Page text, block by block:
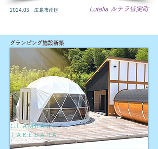
2024.03 広島市南区 Lutella​ ルテラ皆実町
グランピング施設新築
ＧＬＡＭＢＡＳＥ
ＴＡＫＥＨＡＲＡ